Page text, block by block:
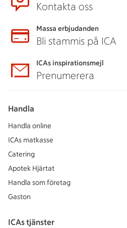
Kontakta oss
Massa erbjudanden
Bli stammis på ICA
ICAs inspirationsmejl
Prenumerera
Handla
Handla online
ICAs matkasse
Catering
Apotek Hjärtat
Handla som företag
Gaston
ICAs tjänster